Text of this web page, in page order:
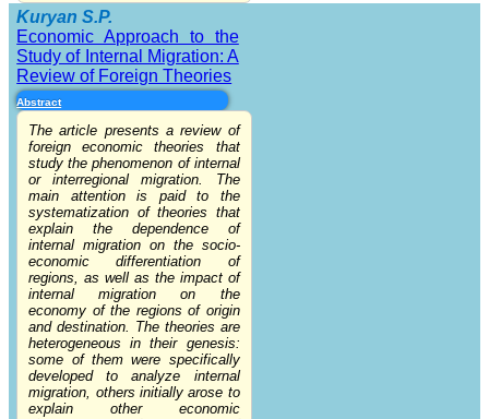
Kuryan S.P.
Economic Approach to the
Study of Internal Migration: A
Review of Foreign Theories
Abstract
The article presents a review of
foreign economic theories that
study the phenomenon of internal
or interregional migration. The
main attention is paid to the
systematization of theories that
explain the dependence of
internal migration on the socio-
economic differentiation of
regions, as well as the impact of
internal migration on the
economy of the regions of origin
and destination. The theories are
heterogeneous in their genesis:
some of them were specifically
developed to analyze internal
migration, others initially arose to
explain other economic